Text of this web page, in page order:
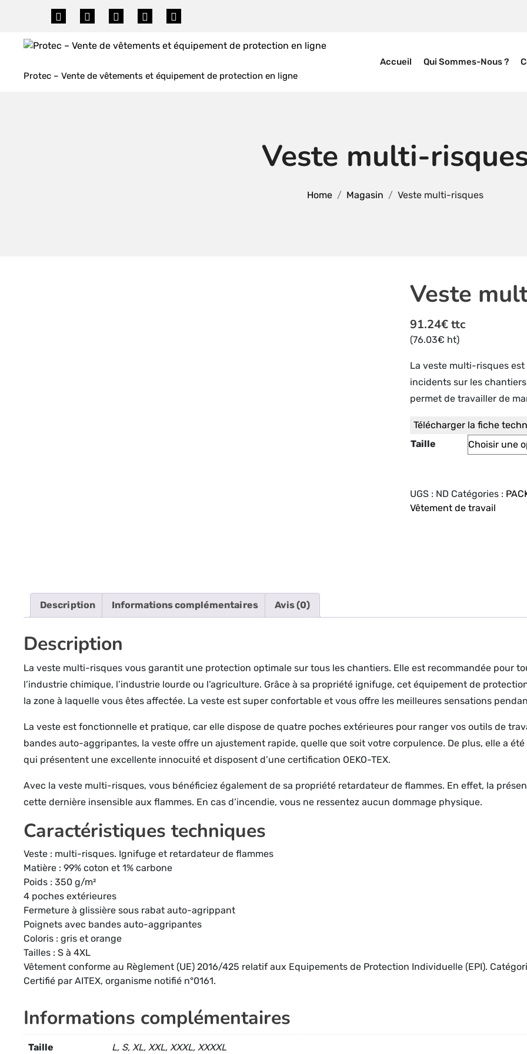
Protec – Vente de vêtements et équipement de protection en ligne
Accueil Qui Sommes-Nous ?
Veste multi-
Home Magasin Veste multi-risques
Veste
91.24€ttc
(76.03€ ht)
La veste multi-risques
incidents sur les
permet de travailler de
Télécharger la fiche
Taille
UGS : ND Catégories :
Vêtement de travail
Description Informations complémentaires Avis (0)
Description
La veste multi-risques vous garantit une protection optimale sur tous les chantiers. Elle est recommandée pour
l’industrie chimique, l’industrie lourde ou l’agriculture. Grâce à sa propriété ignifuge, cet équipement de
la zone à laquelle vous êtes affectée. La veste est super confortable et vous offre les meilleures sensations
La veste est fonctionnelle et pratique, car elle dispose de quatre poches extérieures pour ranger vos outils de
bandes auto-aggripantes, la veste offre un ajustement rapide, quelle que soit votre corpulence. De plus, elle a
qui présentent une excellente innocuité et disposent d’une certification OEKO-TEX.
Avec la veste multi-risques, vous bénéficiez également de sa propriété retardateur de flammes. En effet, la
cette dernière insensible aux flammes. En cas d’incendie, vous ne ressentez aucun dommage physique.
Caractéristiques techniques
Veste : multi-risques. Ignifuge et retardateur de flammes
Matière : 99% coton et 1% carbone
Poids : 350 g/m²
4 poches extérieures
Fermeture à glissière sous rabat auto-agrippant
Poignets avec bandes auto-aggripantes
Coloris : gris et orange
Tailles : S à 4XL
Vêtement conforme au Règlement (UE) 2016/425 relatif aux Equipements de Protection Individuelle (EPI).
Certifié par AITEX, organisme notifié n°0161.
Informations complémentaires
Taille L, S, XL, XXL, XXXL, XXXXL